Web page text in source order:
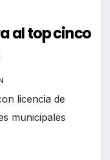
al top cinco
licencia de
municipales